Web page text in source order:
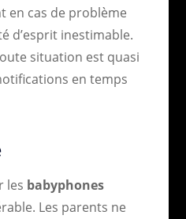
en cas de problème
d’esprit inestimable.
situation est quasi
en temps
les babyphones
Les parents ne